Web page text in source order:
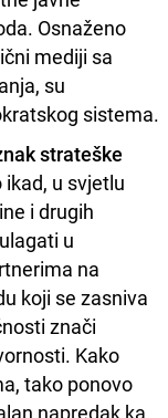
Osnaženo
mediji sa
su
sistema.
strateške
ikad, u svjetlu
i drugih
u
na
koji se zasniva
znači
Kako
tako ponovo
napredak ka